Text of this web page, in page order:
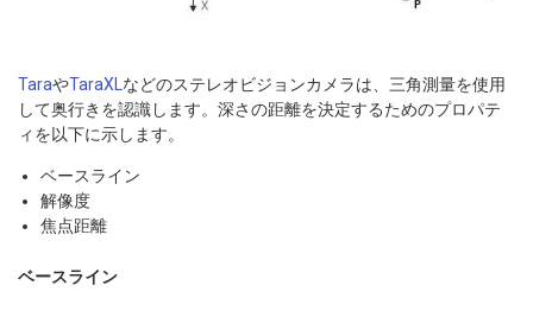
TaraやTaraXL などのステレオビジョンカメラは、三角測量を使用
して奥行きを認識します。深さの距離を決定するためのプロパテ
ィを以下に示します。
ベースライン
解像度
焦点距離
ベースライン